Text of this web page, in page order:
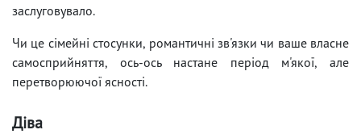
заслуговувало.
Чи це сімейні стосунки, романтичні зв'язки чи ваше власне
самосприйняття, ось-ось настане період м'якої, але
перетворюючої ясності.
Діва